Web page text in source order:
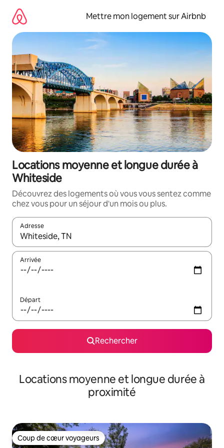
directement
contenu
Mettre mon logement sur Airbnb
Locations moyenne et longue durée à
Whiteside
Découvrez des logements où vous vous sentez comme
chez vous pour un séjour d'un mois ou plus.
Adresse
Lorsque les résultats s'affichent, utilisez les flèches vers le
Arrivée
Départ
Rechercher
Locations moyenne et longue durée à
proximité
Coup de cœur voyageurs
Coup de cœur voyageurs